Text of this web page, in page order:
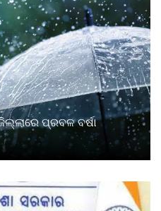
ପ୍ରବଳ ବର୍ଷା